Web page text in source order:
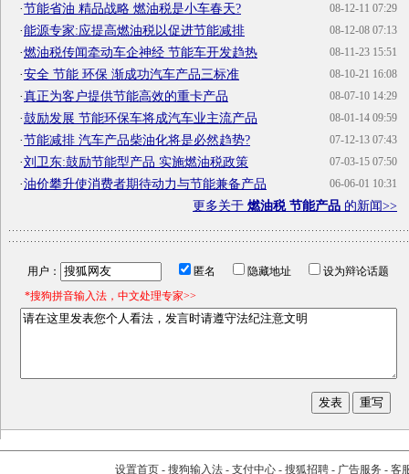
08-12-11 07:29
·节能省油 精品战略 燃油税是小车春天?
08-12-08 07:13
·能源专家:应提高燃油税以促进节能减排
08-11-23 15:51
·燃油税传闻牵动车企神经 节能车开发趋热
08-10-21 16:08
·安全 节能 环保 渐成功汽车产品三标准
08-07-10 14:29
·真正为客户提供节能高效的重卡产品
08-01-14 09:59
·鼓励发展 节能环保车将成汽车业主流产品
07-12-13 07:43
·节能减排 汽车产品柴油化将是必然趋势?
07-03-15 07:50
·刘卫东:鼓励节能型产品 实施燃油税政策
06-06-01 10:31
·油价攀升使消费者期待动力与节能兼备产品
更多关于 燃油税 节能产品 的新闻>>
用户： 匿名 隐藏地址
设为辩论话题
*搜狗拼音输入法，中文处理专家>>
设置首页- 搜狗输入法- 支付中心- 搜狐招聘- 广告服务 - 客